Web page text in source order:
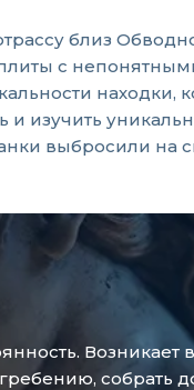
близ
с
находки,
и изучить
выбросили на
Возникает
собрать